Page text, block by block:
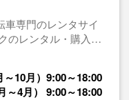
車専門のレンタサイ
のレンタル・購入…
～10月）9:00～18:00
～4月） 9:00～18:00